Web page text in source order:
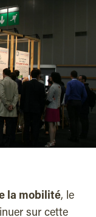
la mobilité, le
sur cette